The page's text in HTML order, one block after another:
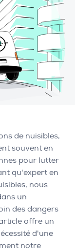
de nuisibles,
souvent en
pour lutter
qu'expert en
nous
un
des dangers
offre un
d'une
notre